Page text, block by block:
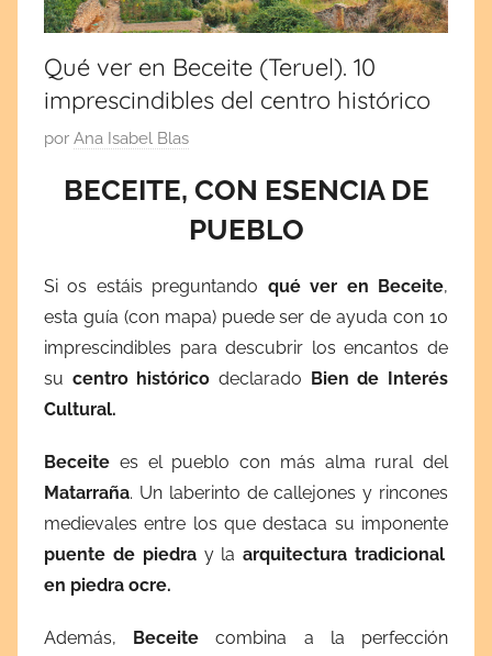
España
Europa
¡Visita
blog!
Qué ver en Beceite (Teruel). 10
imprescindibles del centro histórico
P
c
a
d
j
u
o
4
por Ana Isabel Blas
BECEITE, CON ESENCIA DE
PUEBLO
Si os estáis preguntando qué ver en Beceite,
esta guía (con mapa) puede ser de ayuda con 10
imprescindibles para descubrir los encantos de
su centro históricodeclarado Bien de Interés
Cultural.
Beceite es el pueblo con más alma rural del
Matarraña. Un laberinto de callejones y rincones
medievales entre los que destaca su imponente
puente de piedray laarquitectura tradicional
en piedra ocre.
Además, Beceite combina a la perfección